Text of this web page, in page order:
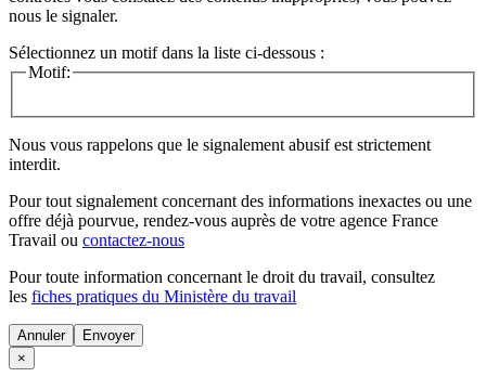
nous le signaler.
Sélectionnez un motif dans la liste ci-dessous :
Motif:
Nous vous rappelons que le signalement abusif est strictement
interdit.
Pour tout signalement concernant des informations inexactes ou une
offre déjà pourvue, rendez-vous auprès de votre agence France
Travail ou contactez-nous
Pour toute information concernant le droit du travail, consultez
les fiches pratiques du Ministère du travail
Annuler
×